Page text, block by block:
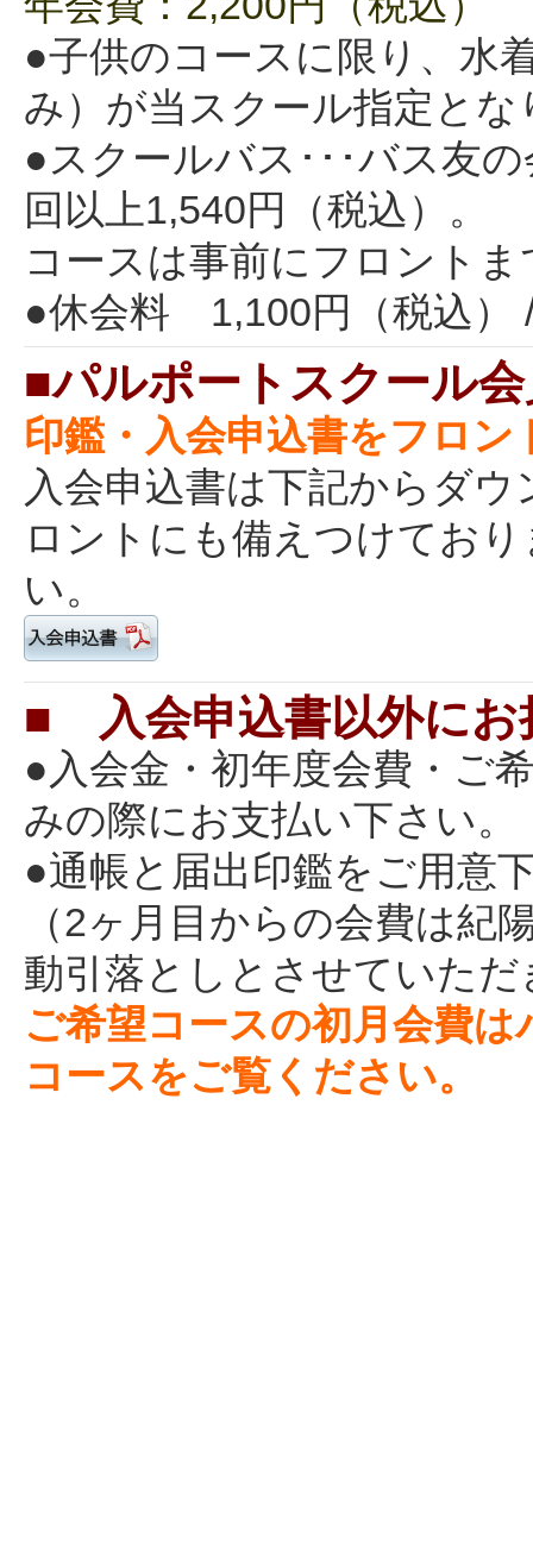
●子供のコースに限り、水
み）が当スクール指定とな
●スクールバス･･･バス友
回以上1,540円（税込）。
コースは事前にフロント
●休会料 1,100円（税込）
■パルポートスクール
印鑑・入会申込書をフロ
入会申込書は下記からダ
ロントにも備えつけてお
い。
■ 入会申込書以外にお
●入会金・初年度会費・ご
みの際にお支払い下さい。
●通帳と届出印鑑をご用意
（2ヶ月目からの会費は紀
動引落としとさせていただ
ご希望コースの初月会費
コースをご覧ください。